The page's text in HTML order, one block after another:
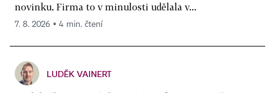
novinku. Firma to v minulosti udělala v...
7. 8. 2026 ▪ 4 min. čtení
LUDĚK VAINERT